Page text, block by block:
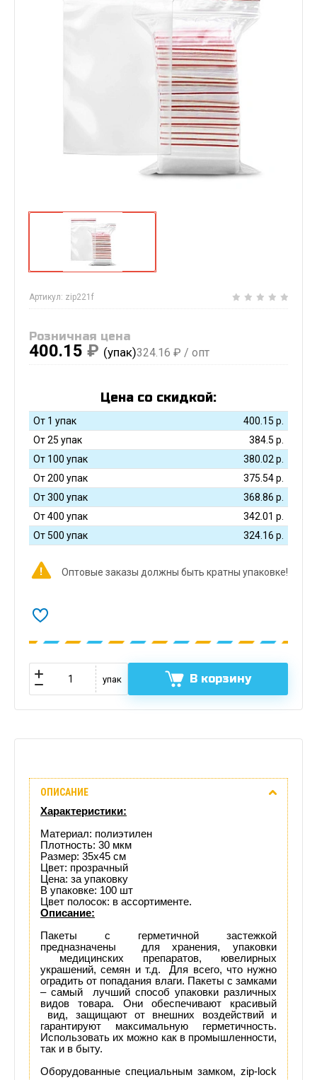
Артикул: zip221f
Розничная цена
400.15 ₽ (упак)324.16 ₽ / опт
Цена со скидкой:
От 1 упак 400.15 р.
От 25 упак
384.5 р.
От 100 упак
380.02 р.
От 200 упак
375.54р.
От 300 упак
368.86 р.
От 400 упак
342.01 р.
От 500 упак
324.16 р.
Оптовые заказы должны быть кратны упаковке!
упак В корзину
Отзывы
(0)
Доставка
этого
товара
ОПИСАНИЕ
Характеристики:
Материал: полиэтилен
Плотность: 30 мкм
Размер: 35х45 см
Цвет: прозрачный
Цена: за упаковку
В упаковке: 100 шт
Цвет полосок: в ассортименте.
Описание:
Пакеты с герметичной застежкой
предназначены для хранения, упаковки
медицинских препаратов, ювелирных
украшений, семян и т.д. Для всего, что нужно
оградить от попадания влаги. Пакеты с замками
– самый лучший способ упаковки различных
видов товара. Они обеспечивают красивый
вид, защищают от внешних воздействий и
гарантируют максимальную герметичность.
Использовать их можно как в промышленности,
так и в быту.
Оборудованные специальным замком, zip-lock